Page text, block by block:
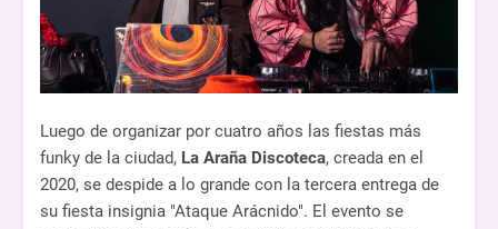
Luego de organizar por cuatro años las fiestas más
funky de la ciudad, La Araña Discoteca, creada en el
2020, se despide a lo grande con la tercera entrega de
su fiesta insignia "Ataque Arácnido". El evento se